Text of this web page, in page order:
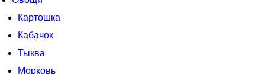
Картошка
Кабачок
Тыква
Морковь